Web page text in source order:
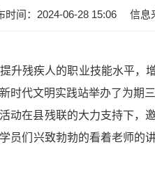
时间：2024-06-28 15:06 信息
升残疾人的职业技能水平，
时代文明实践站举办了为期
动在县残联的大力支持下，
员们兴致勃勃的看着老师的